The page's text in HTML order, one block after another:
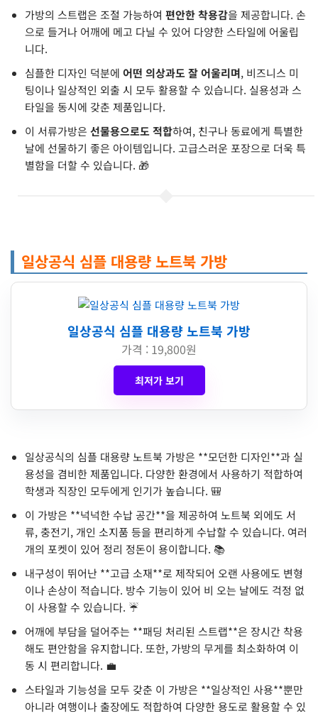
가방의 스트랩은 조절 가능하여 편안한 착용감을 제공합니다. 손
으로 들거나 어깨에 메고 다닐 수 있어 다양한 스타일에 어울립
니다.
심플한 디자인 덕분에 어떤 의상과도 잘 어울리며, 비즈니스 미
팅이나 일상적인 외출 시 모두 활용할 수 있습니다. 실용성과 스
타일을 동시에 갖춘 제품입니다.
이 서류가방은 선물용으로도 적합하여, 친구나 동료에게 특별한
날에 선물하기 좋은 아이템입니다. 고급스러운 포장으로 더욱 특
별함을 더할 수 있습니다. 🎁
일상공식 심플 대용량 노트북 가방
일상공식 심플 대용량 노트북 가방
가격 : 19,800원
최저가 보기
일상공식의 심플 대용량 노트북 가방은 **모던한 디자인**과 실
용성을 겸비한 제품입니다. 다양한 환경에서 사용하기 적합하여
학생과 직장인 모두에게 인기가 높습니다. 🎒
이 가방은 **넉넉한 수납 공간**을 제공하여 노트북 외에도 서
류, 충전기, 개인 소지품 등을 편리하게 수납할 수 있습니다. 여러
개의 포켓이 있어 정리 정돈이 용이합니다. 📚
내구성이 뛰어난 **고급 소재**로 제작되어 오랜 사용에도 변형
이나 손상이 적습니다. 방수 기능이 있어 비 오는 날에도 걱정 없
이 사용할 수 있습니다. ☔️
어깨에 부담을 덜어주는 **패딩 처리된 스트랩**은 장시간 착용
해도 편안함을 유지합니다. 또한, 가방의 무게를 최소화하여 이
동 시 편리합니다. 💼
스타일과 기능성을 모두 갖춘 이 가방은 **일상적인 사용**뿐만
아니라 여행이나 출장에도 적합하여 다양한 용도로 활용할 수 있